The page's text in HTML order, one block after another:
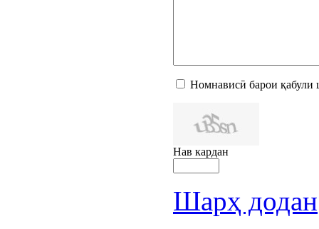
Номнависӣ барои қабули
Нав кардан
Шарҳ додан